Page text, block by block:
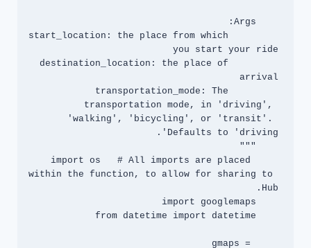
        start_location: the place from which
        destination_location: the place of
        transportation_mode: The
transportation mode, in 'driving',
'walking', 'bicycling', or 'transit'.
    import os   # All imports are placed
within the function, to allow for sharing to
    gmaps =